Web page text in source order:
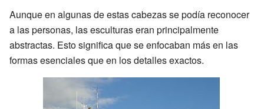
Aunque en algunas de estas cabezas se podía reconocer
a las personas, las esculturas eran principalmente
abstractas. Esto significa que se enfocaban más en las
formas esenciales que en los detalles exactos.